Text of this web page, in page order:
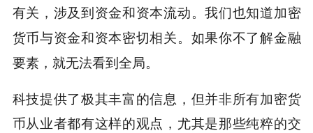
有关，涉及到资金和资本流动。我们也知道加密
货币与资金和资本密切相关。如果你不了解金融
要素，就无法看到全局。
科技提供了极其丰富的信息，但并非所有加密货
币从业者都有这样的观点，尤其是那些纯粹的交